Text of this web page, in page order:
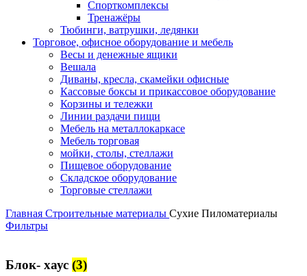
Спорткомплексы
Тренажёры
Тюбинги, ватрушки, ледянки
Торговое, офисное оборудование и мебель
Весы и денежные ящики
Вешала
Диваны, кресла, скамейки офисные
Кассовые боксы и прикассовое оборудование
Корзины и тележки
Линии раздачи пищи
Мебель на металлокаркасе
Мебель торговая
мойки, столы, стеллажи
Пищевое оборудование
Складское оборудование
Торговые стеллажи
Главная Строительные материалы Сухие Пиломатериалы
Фильтры
Блок- хаус (3)